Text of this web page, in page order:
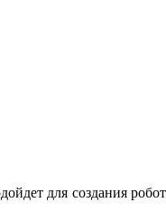
для создания